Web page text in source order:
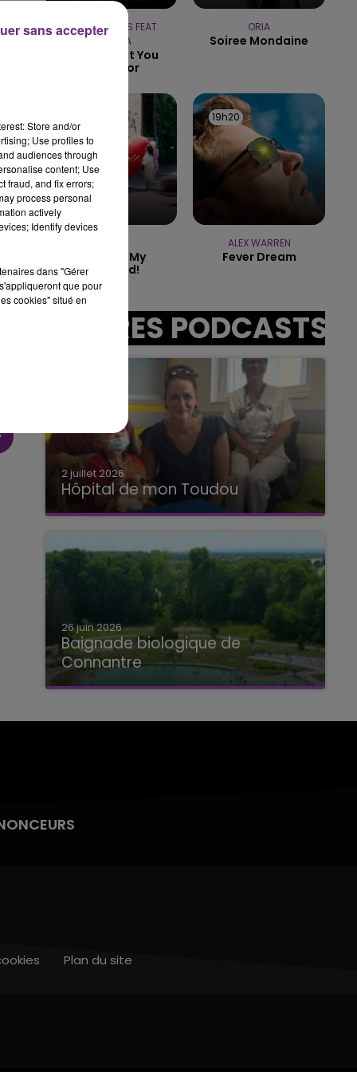
LA FAMILLE
CALVIN HARRIS FEAT.
RIHANNA
This Is What You
Came For
ORIA
Soiree Mondaine
Where Is My
Husband!
19h20
19h20
ALEX WARREN
Fever Dream
AUTRES PODCASTS
2 juillet 2026
Hôpital de mon Toudou
Hôpital de mon Toudou
26 juin 2026
Baignade biologique de
Connantre
Baignade biologique de Connantre
Plan du site
Store and/or
Use profiles to
audiences through
content; Use
fraud, and fix errors;
process personal
actively
Identify devices
dans "Gérer
que pour
cookies" situé en
sans accepter